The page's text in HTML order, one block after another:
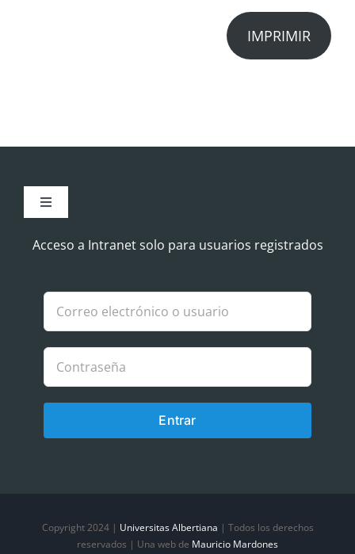
IMPRIMIR
Toggle
Aviso Legal
Política de Cookies
Política de privacidad
Acceso a Intranet solo para usuarios registrados
Entrar
Copyright 2024 | Universitas Albertiana | Todos los derechos
reservados | Una web de Mauricio Mardones